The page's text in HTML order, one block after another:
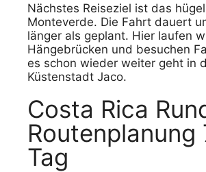
Nächstes Reiseziel ist das
Monteverde. Die Fahrt dauert
länger als geplant. Hier laufen
Hängebrücken und besuchen
es schon wieder weiter geht in
Küstenstadt Jaco.
Costa Rica
Routenplanung
Tag